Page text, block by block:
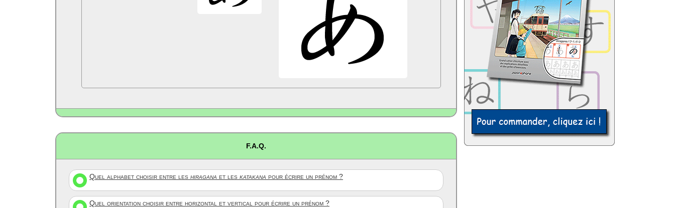
F.A.Q.
Quel alphabet choisir entre les hiragana et les katakana pour écrire un prénom ?
Quel orientation choisir entre horizontal et vertical pour écrire un prénom ?